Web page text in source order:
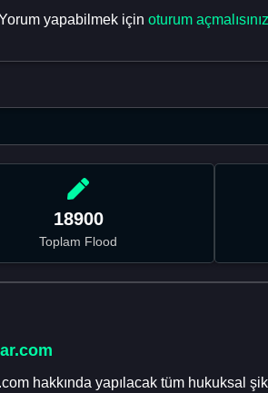
yapabilmek için oturum açmalısınız
18900
Toplam Flood
hakkında yapılacak tüm hukuksal